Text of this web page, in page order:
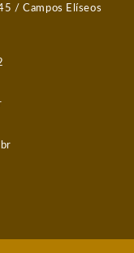
/ Campos Elíseos